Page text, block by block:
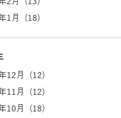
1月 (18)
12月 (12)
11月 (12)
10月 (18)